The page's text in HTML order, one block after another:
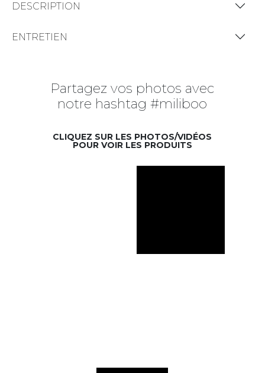
DESCRIPTION
ENTRETIEN
Partagez vos photos avec
notre hashtag #miliboo
CLIQUEZ SUR LES PHOTOS/VIDÉOS
POUR VOIR LES PRODUITS